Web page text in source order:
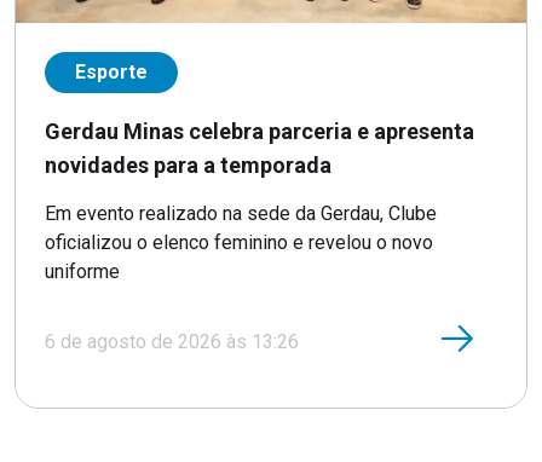
Esporte
Gerdau Minas celebra parceria e apresenta
novidades para a temporada
Em evento realizado na sede da Gerdau, Clube
oficializou o elenco feminino e revelou o novo
uniforme
6 de agosto de 2026 às 13:26